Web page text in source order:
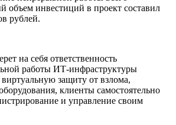
объем инвестиций в проект составил
рублей.
на себя ответственность
работы ИТ-инфраструктуры
виртуальную защиту от взлома,
клиенты самостоятельно
и управление своим